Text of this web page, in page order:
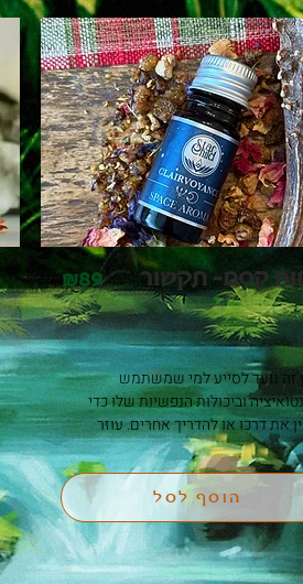
&89 קסם- תקשור
באינטואיציה וביכולות הנפשיות שלו כדי
בפתיחת העין השלישית ועשוי לעזור לנו
היום, מומלץ להשתמש בשמן בשילוב
טורמלין שחור. השמן יעזור לנו לשים לב
לסימנים שמגיעים אלינו והוא כמובן יסייע
הוסף לסל